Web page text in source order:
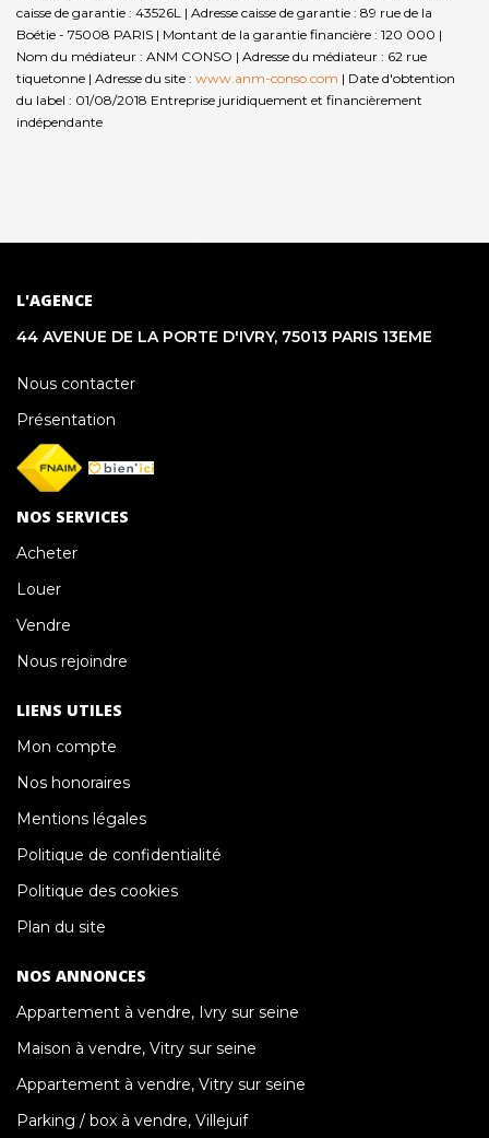
caisse de garantie : 43526L | Adresse caisse de garantie : 89 rue de la
Boétie - 75008 PARIS | Montant de la garantie financière : 120 000 |
Nom du médiateur : ANM CONSO | Adresse du médiateur : 62 rue
tiquetonne | Adresse du site : www.anm-conso.com | Date d'obtention
du label : 01/08/2018 Entreprise juridiquement et financièrement
indépendante
L'AGENCE
44 AVENUE DE LA PORTE D'IVRY, 75013 PARIS 13EME
Nous contacter
Présentation
NOS SERVICES
Acheter
Louer
Vendre
Nous rejoindre
LIENS UTILES
Mon compte
Nos honoraires
Mentions légales
Politique de confidentialité
Politique des cookies
Plan du site
NOS ANNONCES
Appartement à vendre, Ivry sur seine
Maison à vendre, Vitry sur seine
Appartement à vendre, Vitry sur seine
Parking / box à vendre, Villejuif